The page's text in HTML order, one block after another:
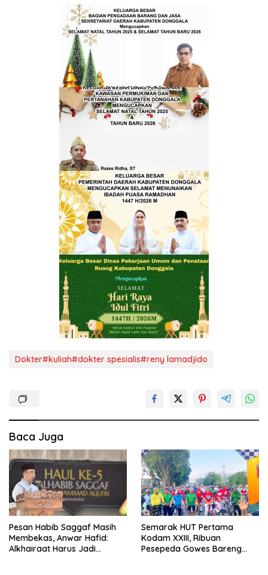
Dokter#kuliah#dokter spesialis#reny lamadjido
Baca Juga
Pesan Habib Saggaf Masih
Membekas, Anwar Hafid:
Alkhairaat Harus Jadi
Semarak HUT Pertama
Kodam XXIII, Ribuan
Pesepeda Gowes Bareng